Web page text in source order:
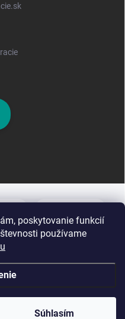
poskytovanie funkcií
používame
Súhlasím
práva vyhradené.Upraviť